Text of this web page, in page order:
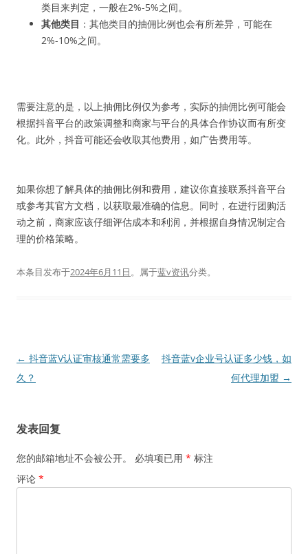
类目来判定，一般在2%-5%之间。
其他类目 ：其他类目的抽佣比例也会有所差异，可能在
2%-10%之间。
需要注意的是，以上抽佣比例仅为参考，实际的抽佣比例可能会
根据抖音平台的政策调整和商家与平台的具体合作协议而有所变
化。此外，抖音可能还会收取其他费用，如广告费用等。
如果你想了解具体的抽佣比例和费用，建议你直接联系抖音平台
或参考其官方文档，以获取最准确的信息。同时，在进行团购活
动之前，商家应该仔细评估成本和利润，并根据自身情况制定合
理的价格策略。
本条目发布于2024年6月11日。属于蓝v资讯分类。
文
章
← 抖音蓝V认证审核通常需要多
久？
抖音蓝v企业号认证多少钱，如
何代理加盟 →
发表回复
您的邮箱地址不会被公开。 必填项已用 * 标注
评论 *